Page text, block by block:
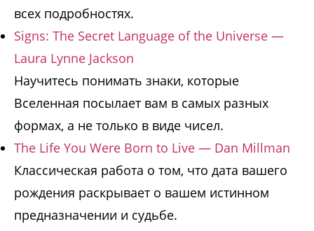
всех подробностях.
Signs: The Secret Language of the Universe —
Laura Lynne Jackson
Научитесь понимать знаки, которые
Вселенная посылает вам в самых разных
формах, а не только в виде чисел.
The Life You Were Born to Live — Dan Millman
Классическая работа о том, что дата вашего
рождения раскрывает о вашем истинном
предназначении и судьбе.